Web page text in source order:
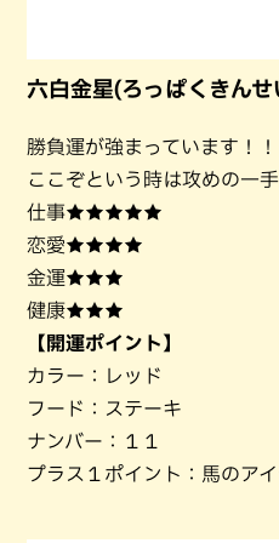
六白金星(ろっぱくきんせ
勝負運が強まっています！！
ここぞという時は攻めの一
仕事★★★★★
恋愛★★★★
金運★★★
健康★★★
【開運ポイント】
カラー：レッド
フード：ステーキ
ナンバー：１１
プラス１ポイント：馬のアイ